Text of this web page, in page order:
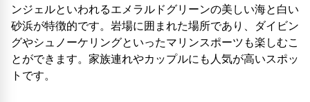
ンジェルといわれるエメラルドグリーンの美しい海と白い
砂浜が特徴的です。岩場に囲まれた場所であり、ダイビン
グやシュノーケリングといったマリンスポーツも楽しむこ
とができます。家族連れやカップルにも人気が高いスポッ
トです。